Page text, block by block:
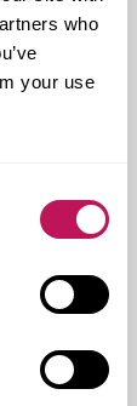
who
your use
med
att
det
år